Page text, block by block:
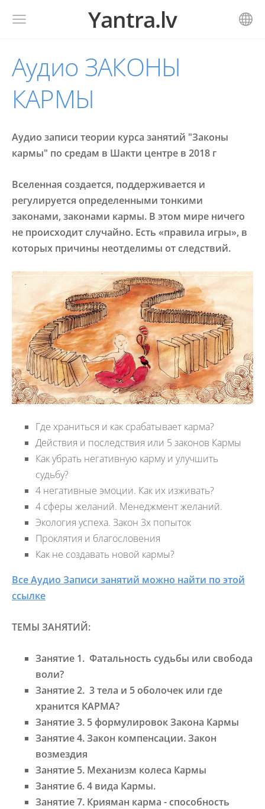
Yantra.lv
Аудио ЗАКОНЫ
КАРМЫ
Аудио записи теории курса занятий "Законы
кармы" по средам в Шакти центре в 2018 г
Вселенная создается, поддерживается и
регулируется определенными тонкими
законами, законами кармы. В этом мире ничего
не происходит случайно. Есть «правила игры», в
которых причины неотделимы от следствий.
Где храниться и как срабатывает карма?
Действия и последствия или 5 законов Кармы
Как убрать негативную карму и улучшить
судьбу?
4 негативные эмоции. Как их изживать?
4 сферы желаний. Менеджмент желаний.
Экология успеха. Закон 3х попыток
Проклятия и благословения
Как не создавать новой кармы?
Все Аудио Записи занятий можно найти по этой
ссылке
ТЕМЫ ЗАНЯТИЙ:
Занятие 1. Фатальность судьбы или свобода
воли?
Занятие 2. 3 тела и 5 оболочек или где
хранится КАРМА?
Занятие 3. 5 формулировок Закона Кармы
Занятие 4. Закон компенсации. Закон
возмездия
Занятие 5. Механизм колеса Кармы
Занятие 6. 4 вида Кармы.
Занятие 7. Крияман карма - способность